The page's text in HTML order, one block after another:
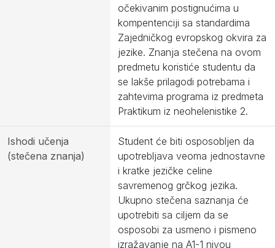
očekivanim postignućima u
kompentenciji sa standardima
Zajedničkog evropskog okvira za
jezike. Znanja stečena na ovom
predmetu koristiće studentu da
se lakše prilagodi potrebama i
zahtevima programa iz predmeta
Praktikum iz neohelenistike 2.
Ishodi učenja
(stečena znanja)
Student će biti osposobljen da
upotrebljava veoma jednostavne
i kratke jezičke celine
savremenog grčkog jezika.
Ukupno stečena saznanja će
upotrebiti sa ciljem da se
osposobi za usmeno i pismeno
izražavanje na A1-1 nivou